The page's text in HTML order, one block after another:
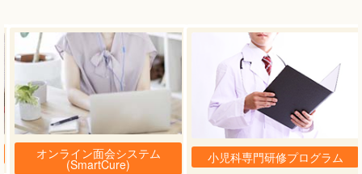
オンライン面会システム
(SmartCure) 小児科専門研修プログラム